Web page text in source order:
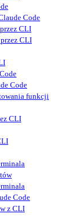
Code
CLI
CLI
Code
funkcji
CLI
Code
z CLI